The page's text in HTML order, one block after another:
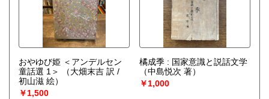
おやゆび姫 ＜アンデルセン
童話選 1＞
（大畑末吉 訳 /
初山滋 絵）
￥1,500
橘成季 : 国家意識と説話文学
（中島悦次 著）
￥1,000